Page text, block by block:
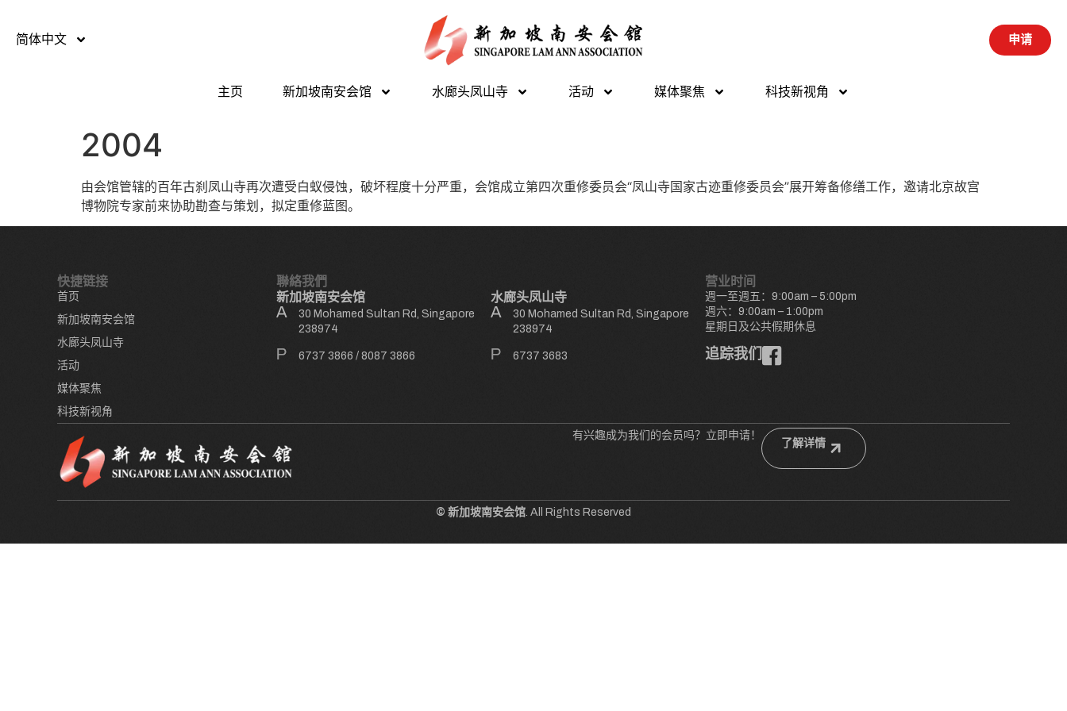
简体中文 申请
主页 新加坡南安会馆 水廊头凤山寺 活动 媒体聚焦 科技新视角
2004
由会馆管辖的百年古刹凤山寺再次遭受白蚁侵蚀，破坏程度十分严重，会馆成立第四次重修委员会“凤山寺国家古迹重修委员会”展开筹备修缮工作，邀请北京故宫
博物院专家前来协助勘查与策划，拟定重修蓝图。
快捷链接
首页
新加坡南安会馆
水廊头凤山寺
活动
媒体聚焦
科技新视角
聯絡我們
新加坡南安会馆
30 Mohamed Sultan Rd, Singapore
238974
6737 3866 / 8087 3866
水廊头凤山寺
30 Mohamed Sultan Rd, Singapore
238974
6737 3683
营业时间
週一至週五：9:00am – 5:00pm
週六：9:00am – 1:00pm
星期日及公共假期休息
追踪我们
有兴趣成为我们的会员吗？立即申请！
了解详情
© 新加坡南安会馆 . All Rights Reserved